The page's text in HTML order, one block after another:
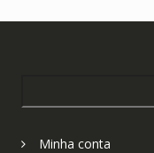
Minha conta